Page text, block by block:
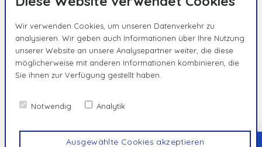
Wir verwenden Cookies, um unseren Datenverkehr zu
analysieren. Wir geben auch Informationen über Ihre Nutzung
unserer Website an unsere Analysepartner weiter, die diese
möglicherweise mit anderen Informationen kombinieren, die
Sie ihnen zur Verfügung gestellt haben.
Notwendig Analytik
Ausgewählte Cookies akzeptieren
HUMAN BY NATURE, UNIQUE BY